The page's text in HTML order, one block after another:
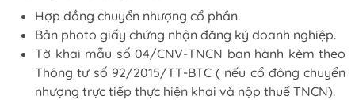
Hợp đồng chuyển nhượng cổ phần.
Bản photo giấy chứng nhận đăng ký doanh nghiệp.
Tờ khai mẫu số 04/CNV-TNCN ban hành kèm theo
Thông tư số 92/2015/TT-BTC ( nếu cổ đông chuyển
nhượng trực tiếp thực hiện khai và nộp thuế TNCN).